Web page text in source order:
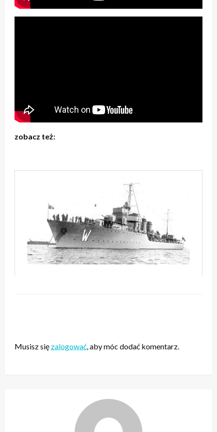
zobacz też:
Musisz się zalogować , aby móc dodać komentarz.